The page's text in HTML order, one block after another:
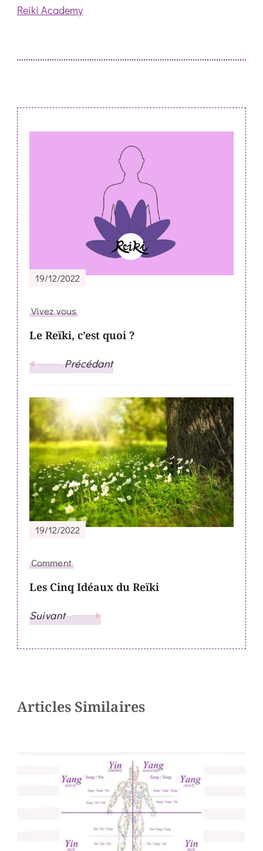
Reiki Academy
Navigation
19/12/2022
Vivez vous
Le Reïki, c’est quoi ?
Précédant
19/12/2022
Comment
Les Cinq Idéaux du Reïki
Suivant
Articles Similaires